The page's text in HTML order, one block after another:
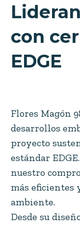
con
EDGE
Flores Magón
desarrollos
proyecto
estándar
nuestro
más eficientes
ambiente.
Desde su